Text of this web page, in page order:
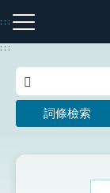
到
主
:::
注音索引圖示
:::
詞條檢索